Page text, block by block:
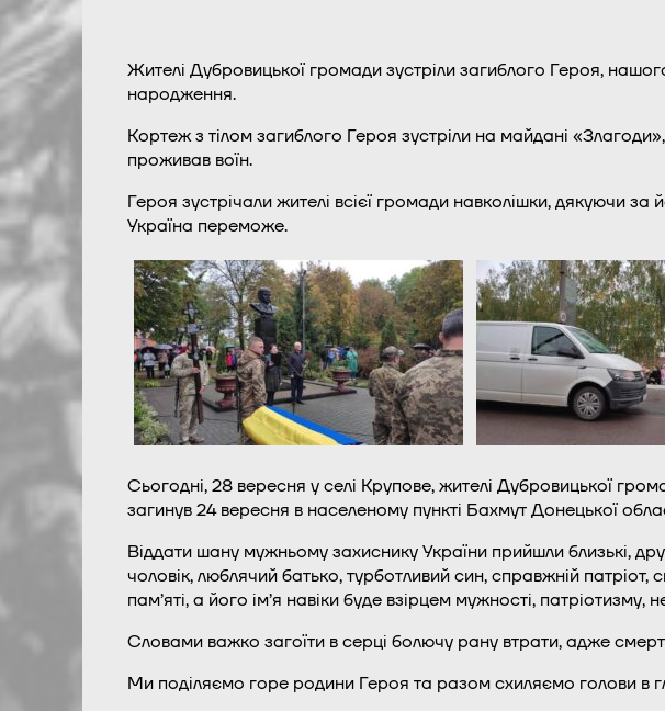
Жителі Дубровицької громади зустріли загиблого Героя,
народження.
Кортеж з тілом загиблого Героя зустріли на майдані
проживав воїн.
Героя зустрічали жителі всієї громади навколішки, дякуючи
Україна переможе.
Сьогодні, 28 вересня у селі Крупове, жителі Дубровицької
загинув 24 вересня в населеному пункті Бахмут Донецької
Віддати шану мужньому захиснику України прийшли близькі,
чоловік, люблячий батько, турботливий син, справжній
пам’яті, а його ім’я навіки буде взірцем мужності, патріотизму,
Словами важко загоїти в серці болючу рану втрати, адже
Ми поділяємо горе родини Героя та разом схиляємо голови в